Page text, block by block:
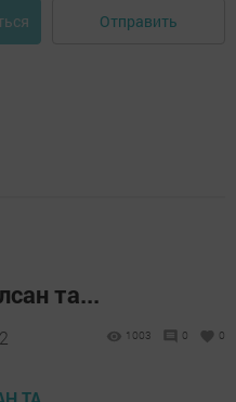
Отправить
та...
1003 0 0